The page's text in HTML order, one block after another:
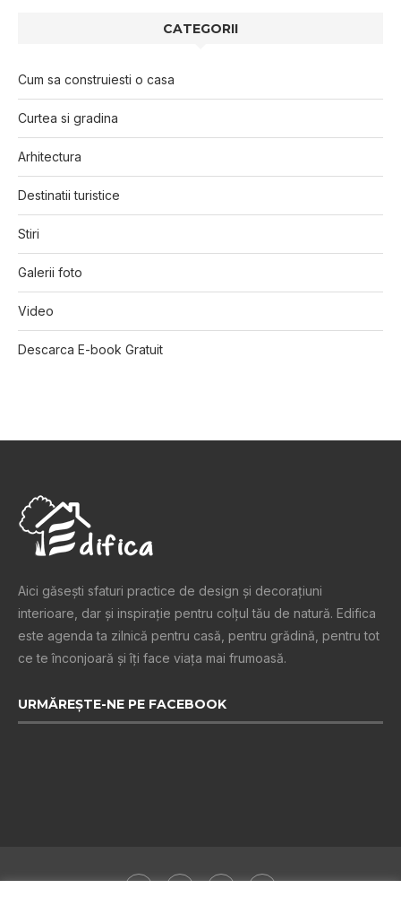
CATEGORII
Cum sa construiesti o casa
Curtea si gradina
Arhitectura
Destinatii turistice
Stiri
Galerii foto
Video
Descarca E-book Gratuit
Aici găsești sfaturi practice de design şi decoraţiuni
interioare, dar și inspiraţie pentru colţul tău de natură. Edifica
este agenda ta zilnică pentru casă, pentru grădină, pentru tot
ce te înconjoară şi îţi face viaţa mai frumoasă.
URMĂREȘTE-NE PE FACEBOOK